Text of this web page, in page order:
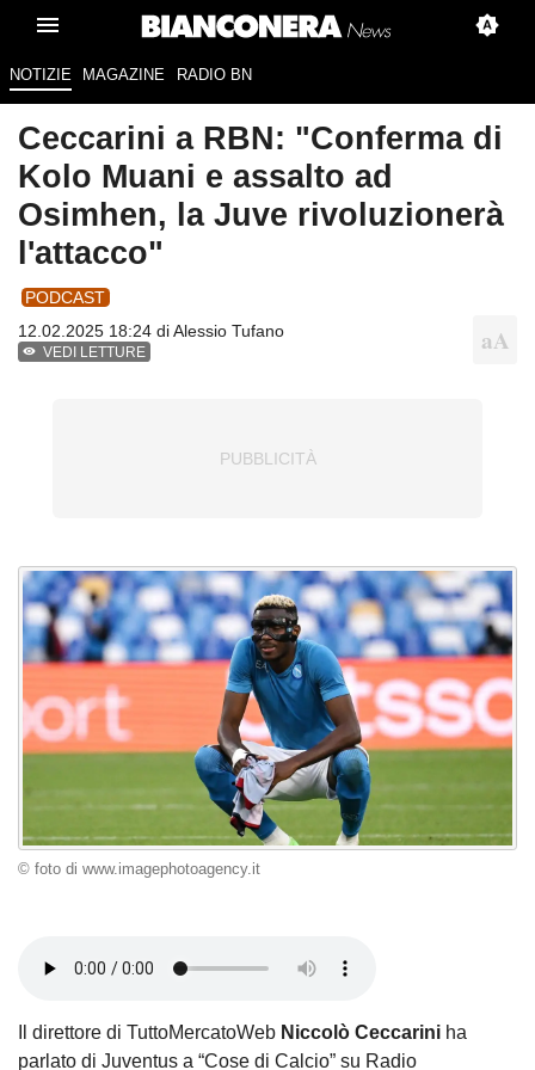
NOTIZIE MAGAZINE RADIO BN
Ceccarini a RBN: "Conferma di
Kolo Muani e assalto ad
Osimhen, la Juve rivoluzionerà
l'attacco"
PODCAST
12.02.2025 18:24 diAlessio Tufano
VEDI LETTURE
© foto di www.imagephotoagency.it
Il direttore di TuttoMercatoWeb Niccolò Ceccarini ha
parlato di Juventus a “Cose di Calcio” su Radio